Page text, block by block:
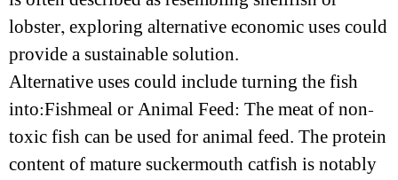
lobster, exploring alternative economic uses could
provide a sustainable solution.
Alternative uses could include turning the fish
into:Fishmeal or Animal Feed: The meat of non-
toxic fish can be used for animal feed. The protein
content of mature suckermouth catfish is notably